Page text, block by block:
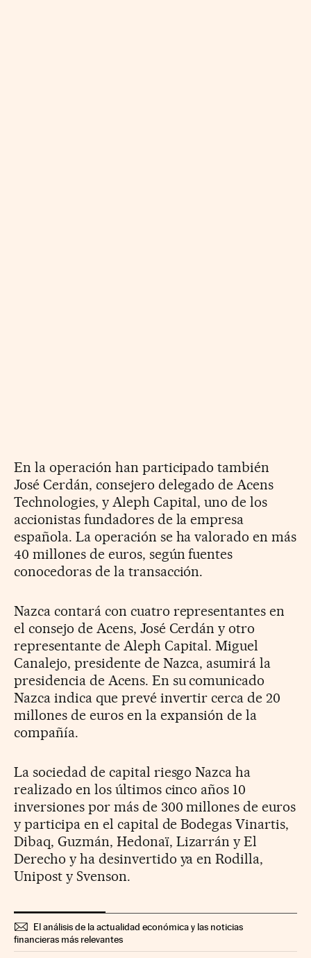
En la operación han participado también
José Cerdán, consejero delegado de Acens
Technologies, y Aleph Capital, uno de los
accionistas fundadores de la empresa
española. La operación se ha valorado en más
40 millones de euros, según fuentes
conocedoras de la transacción.
Nazca contará con cuatro representantes en
el consejo de Acens, José Cerdán y otro
representante de Aleph Capital. Miguel
Canalejo, presidente de Nazca, asumirá la
presidencia de Acens. En su comunicado
Nazca indica que prevé invertir cerca de 20
millones de euros en la expansión de la
compañía.
La sociedad de capital riesgo Nazca ha
realizado en los últimos cinco años 10
inversiones por más de 300 millones de euros
y participa en el capital de Bodegas Vinartis,
Dibaq, Guzmán, Hedonaï, Lizarrán y El
Derecho y ha desinvertido ya en Rodilla,
Unipost y Svenson.
El análisis de la actualidad económica y las noticias
financieras más relevantes